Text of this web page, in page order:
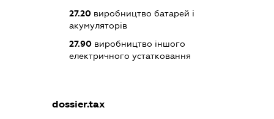
27.20 виробництво батарей і
акумуляторів
27.90 виробництво іншого
електричного устатковання
dossier.tax